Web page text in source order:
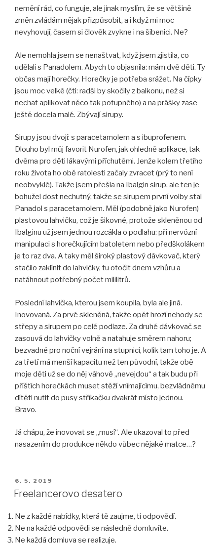
nemění rád, co funguje, ale jinak myslím, že se většině
změn zvládám nějak přizpůsobit, a i když mi moc
nevyhovují, časem si člověk zvykne i na šibenici. Ne?
Ale nemohla jsem se nenaštvat, když jsem zjistila, co
udělali s Panadolem. Abych to objasnila: mám dvě děti. Ty
občas mají horečky. Horečky je potřeba srážet. Na čípky
jsou moc velké (čti: radši by skočily z balkonu, než si
nechat aplikovat něco tak potupného) a na prášky zase
ještě docela malé. Zbývají sirupy.
Sirupy jsou dvojí: s paracetamolem a s ibuprofenem.
Dlouho byl můj favorit Nurofen, jak ohledně aplikace, tak
dvěma pro děti lákavými příchutěmi. Jenže kolem třetího
roku života ho obě ratolesti začaly zvracet (prý to není
neobvyklé). Takže jsem přešla na Ibalgin sirup, ale ten je
bohužel dost nechutný, takže se sirupem první volby stal
Panadol s paracetamolem. Měl (podobně jako Nurofen)
plastovou lahvičku, což je šikovné, protože skleněnou od
Ibalginu už jsem jednou rozcákla o podlahu: při nervózní
manipulaci s horečkujícím batoletem nebo předškolákem
je to raz dva. A taky měl široký plastový dávkovač, který
stačilo zaklínit do lahvičky, tu otočit dnem vzhůru a
natáhnout potřebný počet mililitrů.
Poslední lahvička, kterou jsem koupila, byla ale jiná.
Inovovaná. Za prvé skleněná, takže opět hrozí nehody se
střepy a sirupem po celé podlaze. Za druhé dávkovač se
zasouvá do lahvičky volně a natahuje směrem nahoru;
bezvadné pro noční vejrání na stupnici, kolik tam toho je. A
za třetí má menší kapacitu než ten původní, takže obě
moje děti už se do něj váhově „nevejdou“ a tak budu při
příštích horečkách muset stěží vnímajícímu, bezvládnému
dítěti nutit do pusy stříkačku dvakrát místo jednou.
Bravo.
Já chápu, že inovovat se „musí“. Ale ukazoval to před
nasazením do produkce někdo vůbec nějaké matce…?
PUBLIKOVÁNO
6. 5. 2019
Freelancerovo desatero
Ne z každé nabídky, která tě zaujme, ti odpovědí.
Ne na každé odpovědi se následně domluvíte.
Ne každá domluva se realizuje.